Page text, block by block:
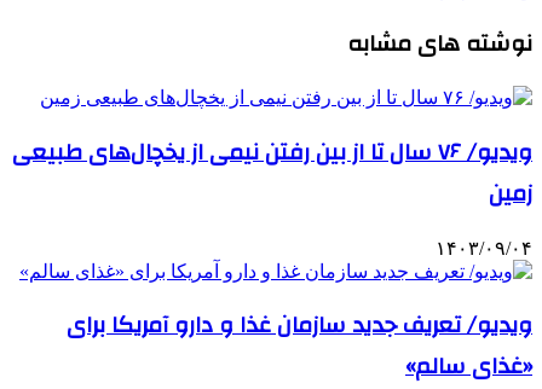
نوشته های مشابه
ویدیو/ ۷۶ سال تا از بین رفتن نیمی از یخچال‌های طبیعی
زمین
۱۴۰۳/۰۹/۰۴
ویدیو/ تعریف جدید سازمان غذا و دارو آمریکا برای
«غذای سالم»